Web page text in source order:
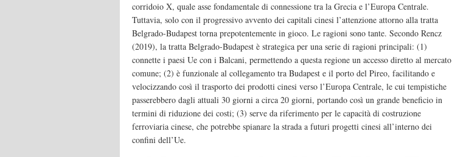
corridoio X, quale asse fondamentale di connessione tra la Grecia e l’Europa Centrale.
Tuttavia, solo con il progressivo avvento dei capitali cinesi l’attenzione attorno alla tratta
Belgrado-Budapest torna prepotentemente in gioco. Le ragioni sono tante. Secondo Rencz
(2019), la tratta Belgrado-Budapest è strategica per una serie di ragioni principali: (1)
connette i paesi Ue con i Balcani, permettendo a questa regione un accesso diretto al mercato
comune; (2) è funzionale al collegamento tra Budapest e il porto del Pireo, facilitando e
velocizzando così il trasporto dei prodotti cinesi verso l’Europa Centrale, le cui tempistiche
passerebbero dagli attuali 30 giorni a circa 20 giorni, portando così un grande beneficio in
termini di riduzione dei costi; (3) serve da riferimento per le capacità di costruzione
ferroviaria cinese, che potrebbe spianare la strada a futuri progetti cinesi all’interno dei
confini dell’Ue.